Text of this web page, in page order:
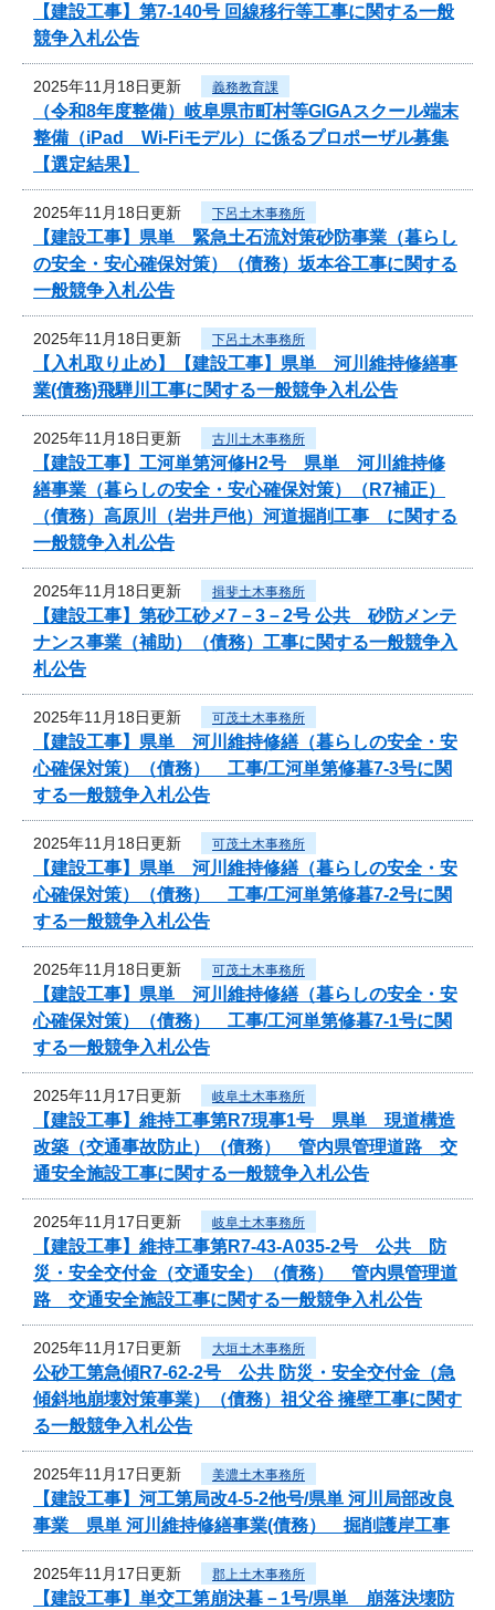
【建設工事】第7-140号 回線移行等工事に関する一般
競争入札公告
2025年11月18日更新 義務教育課
（令和8年度整備）岐阜県市町村等GIGAスクール端末
整備（iPad Wi-Fiモデル）に係るプロポーザル募集
【選定結果】
2025年11月18日更新 下呂土木事務所
【建設工事】県単 緊急土石流対策砂防事業（暮らし
の安全・安心確保対策）（債務）坂本谷工事に関する
一般競争入札公告
2025年11月18日更新 下呂土木事務所
【入札取り止め】【建設工事】県単 河川維持修繕事
業(債務)飛騨川工事に関する一般競争入札公告
2025年11月18日更新 古川土木事務所
【建設工事】工河単第河修H2号 県単 河川維持修
繕事業（暮らしの安全・安心確保対策）（R7補正）
（債務）高原川（岩井戸他）河道掘削工事 に関する
一般競争入札公告
2025年11月18日更新 揖斐土木事務所
【建設工事】第砂工砂メ7－3－2号 公共 砂防メンテ
ナンス事業（補助）（債務）工事に関する一般競争入
札公告
2025年11月18日更新 可茂土木事務所
【建設工事】県単 河川維持修繕（暮らしの安全・安
心確保対策）（債務） 工事/工河単第修暮7-3号に関
する一般競争入札公告
2025年11月18日更新 可茂土木事務所
【建設工事】県単 河川維持修繕（暮らしの安全・安
心確保対策）（債務） 工事/工河単第修暮7-2号に関
する一般競争入札公告
2025年11月18日更新 可茂土木事務所
【建設工事】県単 河川維持修繕（暮らしの安全・安
心確保対策）（債務） 工事/工河単第修暮7-1号に関
する一般競争入札公告
2025年11月17日更新 岐阜土木事務所
【建設工事】維持工事第R7現事1号 県単 現道構造
改築（交通事故防止）（債務） 管内県管理道路 交
通安全施設工事に関する一般競争入札公告
2025年11月17日更新 岐阜土木事務所
【建設工事】維持工事第R7-43-A035-2号 公共 防
災・安全交付金（交通安全）（債務） 管内県管理道
路 交通安全施設工事に関する一般競争入札公告
2025年11月17日更新 大垣土木事務所
公砂工第急傾R7-62-2号 公共 防災・安全交付金（急
傾斜地崩壊対策事業）（債務）祖父谷 擁壁工事に関す
る一般競争入札公告
2025年11月17日更新 美濃土木事務所
【建設工事】河工第局改4-5-2他号/県単 河川局部改良
事業 県単 河川維持修繕事業(債務） 掘削護岸工事
2025年11月17日更新 郡上土木事務所
【建設工事】単交工第崩決暮－1号/県単 崩落決壊防